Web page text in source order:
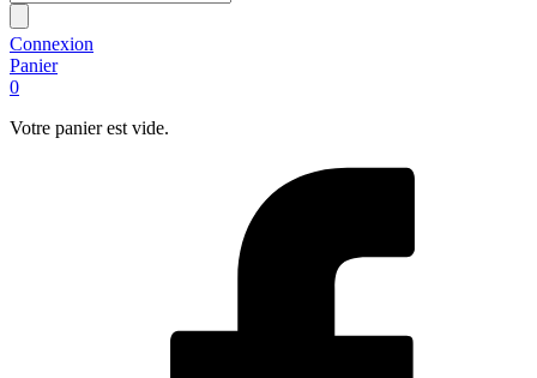
Connexion
Panier
0
Votre panier est vide.